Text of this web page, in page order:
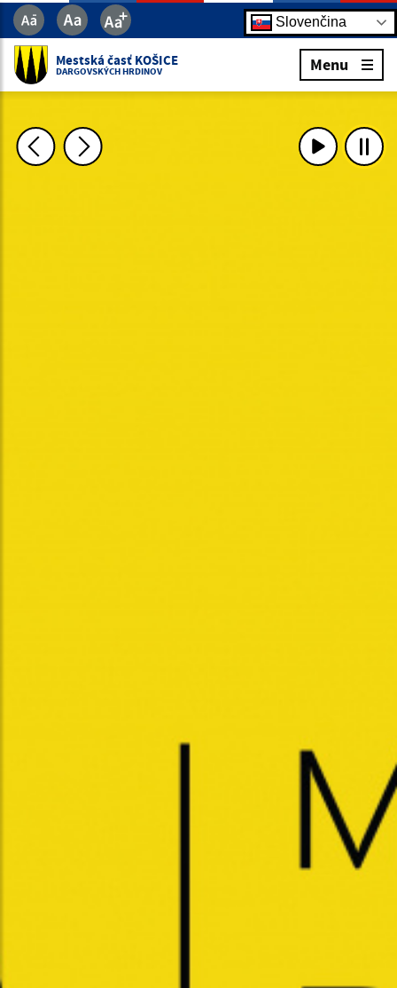
Slovenčina
Mestská časť KOŠICE
DARGOVSKÝCH HRDINOV Menu